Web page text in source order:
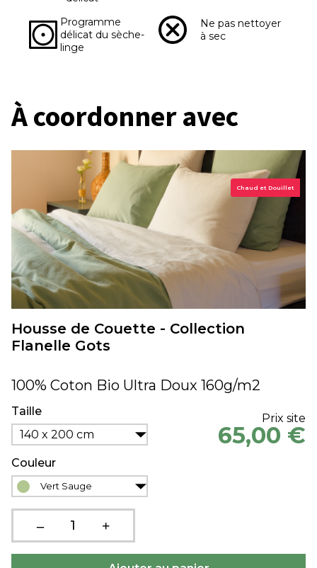
Programme
délicat du sèche-
linge
Ne pas nettoyer
à sec
À coordonner avec
Chaud et Douillet
Housse de Couette - Collection
Flanelle Gots
100% Coton Bio Ultra Doux 160g/m2
Taille
140 x 200 cm
Couleur
Vert Sauge
Prix site
65,00 €